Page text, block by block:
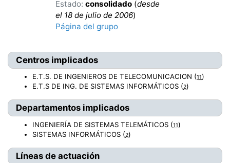
Estado: consolidado (desde
el 18 de julio de 2006)
Página del grupo
Centros implicados
E.T.S. DE INGENIEROS DE TELECOMUNICACION (11)
E.T.S DE ING. DE SISTEMAS INFORMÁTICOS (2)
Departamentos implicados
INGENIERÍA DE SISTEMAS TELEMÁTICOS (11)
SISTEMAS INFORMÁTICOS (2)
Líneas de actuación